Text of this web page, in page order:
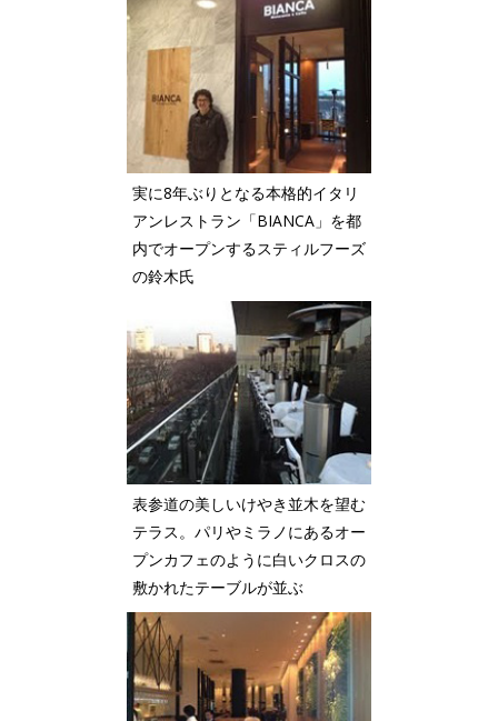
実に8年ぶりとなる本格的イタリ
アンレストラン「BIANCA」を都
内でオープンするスティルフーズ
の鈴木氏
表参道の美しいけやき並木を望む
テラス。パリやミラノにあるオー
プンカフェのように白いクロスの
敷かれたテーブルが並ぶ